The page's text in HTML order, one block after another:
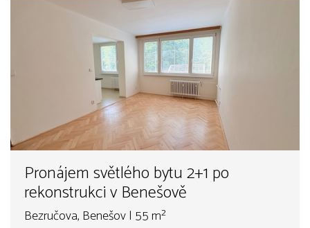
Pronájem světlého bytu 2+1 po
rekonstrukci v Benešově
Bezručova, Benešov | 55 m²